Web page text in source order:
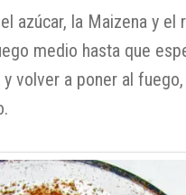
azúcar, la Maizena y el
medio hasta que
volver a poner al